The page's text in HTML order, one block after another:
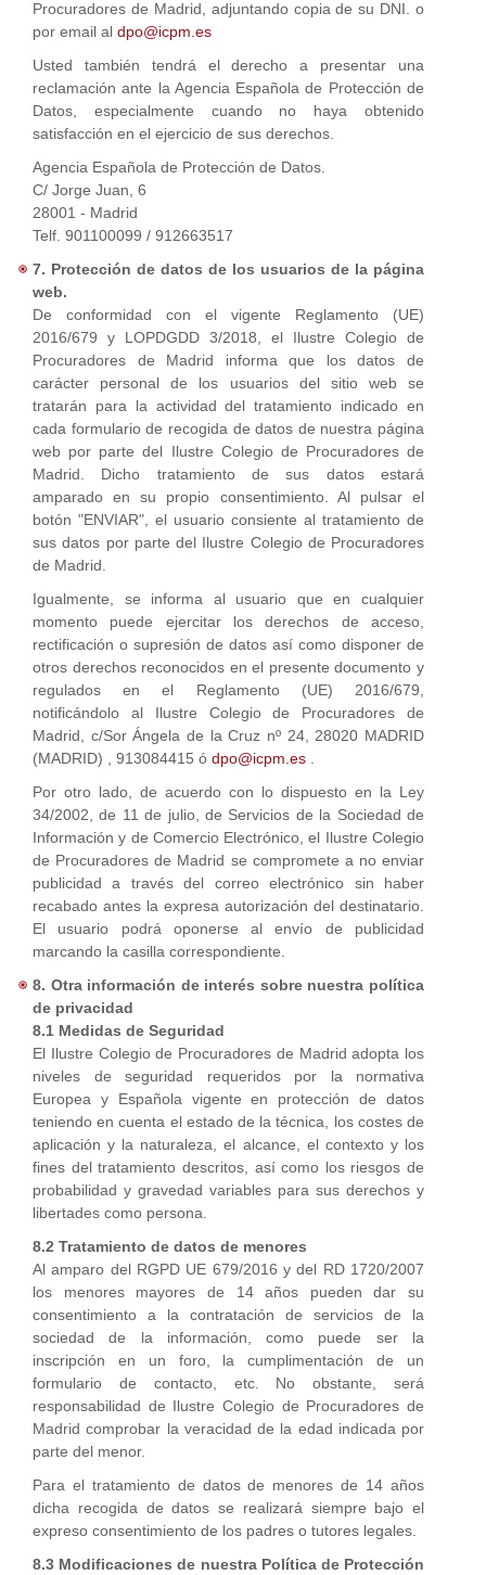
Procuradores de Madrid, adjuntando copia de su DNI. o
por email al dpo@icpm.es
Usted también tendrá el derecho a presentar una
reclamación ante la Agencia Española de Protección de
Datos, especialmente cuando no haya obtenido
satisfacción en el ejercicio de sus derechos.
Agencia Española de Protección de Datos.
C/ Jorge Juan, 6
28001 - Madrid
Telf. 901100099 / 912663517
7. Protección de datos de los usuarios de la página
web.
De conformidad con el vigente Reglamento (UE)
2016/679 y LOPDGDD 3/2018, el Ilustre Colegio de
Procuradores de Madrid informa que los datos de
carácter personal de los usuarios del sitio web se
tratarán para la actividad del tratamiento indicado en
cada formulario de recogida de datos de nuestra página
web por parte del Ilustre Colegio de Procuradores de
Madrid. Dicho tratamiento de sus datos estará
amparado en su propio consentimiento. Al pulsar el
botón "ENVIAR", el usuario consiente al tratamiento de
sus datos por parte del Ilustre Colegio de Procuradores
de Madrid.
Igualmente, se informa al usuario que en cualquier
momento puede ejercitar los derechos de acceso,
rectificación o supresión de datos así como disponer de
otros derechos reconocidos en el presente documento y
regulados en el Reglamento (UE) 2016/679,
notificándolo al Ilustre Colegio de Procuradores de
Madrid, c/Sor Ángela de la Cruz nº 24, 28020 MADRID
(MADRID) , 913084415 ó dpo@icpm.es .
Por otro lado, de acuerdo con lo dispuesto en la Ley
34/2002, de 11 de julio, de Servicios de la Sociedad de
Información y de Comercio Electrónico, el Ilustre Colegio
de Procuradores de Madrid se compromete a no enviar
publicidad a través del correo electrónico sin haber
recabado antes la expresa autorización del destinatario.
El usuario podrá oponerse al envío de publicidad
marcando la casilla correspondiente.
8. Otra información de interés sobre nuestra política
de privacidad
8.1 Medidas de Seguridad
El Ilustre Colegio de Procuradores de Madrid adopta los
niveles de seguridad requeridos por la normativa
Europea y Española vigente en protección de datos
teniendo en cuenta el estado de la técnica, los costes de
aplicación y la naturaleza, el alcance, el contexto y los
fines del tratamiento descritos, así como los riesgos de
probabilidad y gravedad variables para sus derechos y
libertades como persona.
8.2 Tratamiento de datos de menores
Al amparo del RGPD UE 679/2016 y del RD 1720/2007
los menores mayores de 14 años pueden dar su
consentimiento a la contratación de servicios de la
sociedad de la información, como puede ser la
inscripción en un foro, la cumplimentación de un
formulario de contacto, etc. No obstante, será
responsabilidad de Ilustre Colegio de Procuradores de
Madrid comprobar la veracidad de la edad indicada por
parte del menor.
Para el tratamiento de datos de menores de 14 años
dicha recogida de datos se realizará siempre bajo el
expreso consentimiento de los padres o tutores legales.
8.3 Modificaciones de nuestra Política de Protección